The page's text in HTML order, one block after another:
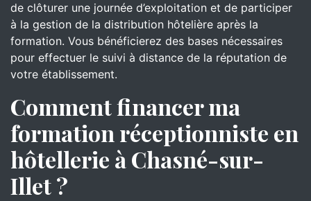
de clôturer une journée d’exploitation et de participer
à la gestion de la distribution hôtelière après la
formation. Vous bénéficierez des bases nécessaires
pour effectuer le suivi à distance de la réputation de
votre établissement.
Comment financer ma
formation réceptionniste en
hôtellerie à Chasné-sur-
Illet ?